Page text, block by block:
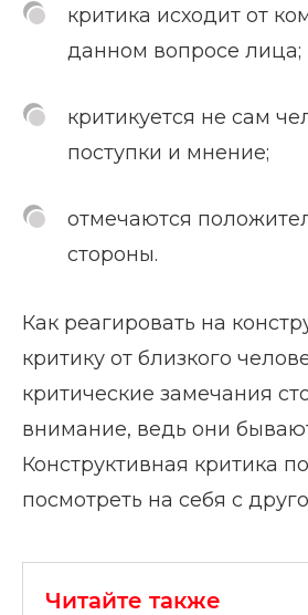
критика исходит от
данном вопросе лица;
критикуется не сам
поступки и мнение;
отмечаются
стороны.
Как реагировать на
критику от близкого
критические замечания
внимание, ведь они
Конструктивная критика
посмотреть на себя с
Читайте также